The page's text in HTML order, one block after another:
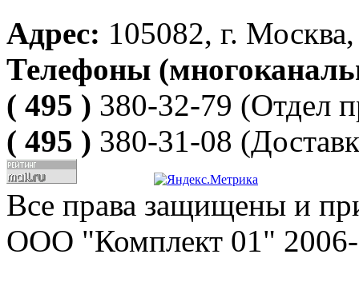
Адрес: 105082, г.
Телефоны
( 495 ) 380-32-79 (Отдел
( 495 ) 380-31-08
Все права защищены и
ООО "Комплект 01" 2006-